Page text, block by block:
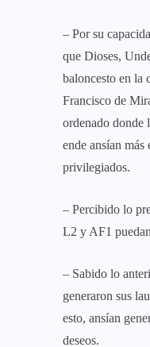
– Por su
que Dioses,
baloncesto en la
Francisco de
ordenado donde
ende ansían
privilegiados.
– Percibido lo
L2 y AF1
– Sabido lo
generaron sus
esto, ansían
deseos.